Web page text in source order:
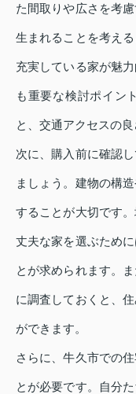
た間取りや広さを考
生まれることを考え
充実している家が魅
も重要な検討ポイン
と、交通アクセスの
次に、購入前に確認
ましょう。建物の構
することが大切です
丈夫な家を選ぶため
とが求められます。
に調査しておくと、
ができます。
さらに、牛久市での
とが必要です。自分